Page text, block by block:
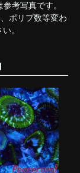
考写真です。
ポリプ数等変わ
。